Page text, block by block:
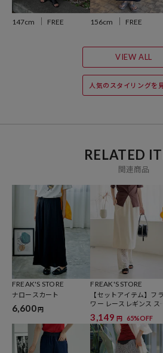
参考価格
行予約・先行割引は含まれません）開始時
1986年の創業以来、洋服を中心に、カル
が本当に良いと思うものをセレクト。積極
セレクトショップ。
147cm FREE 156cm FREE
VIEW ALL
人気のスタイリングを
RELATED
関連商品
FREAK'S STORE
ナロースカート
6,600 円
FREAK'S STORE
【セットアイテム】フラ
ワー レースレギンス ス
ートセット
3,149 円 65%OFF